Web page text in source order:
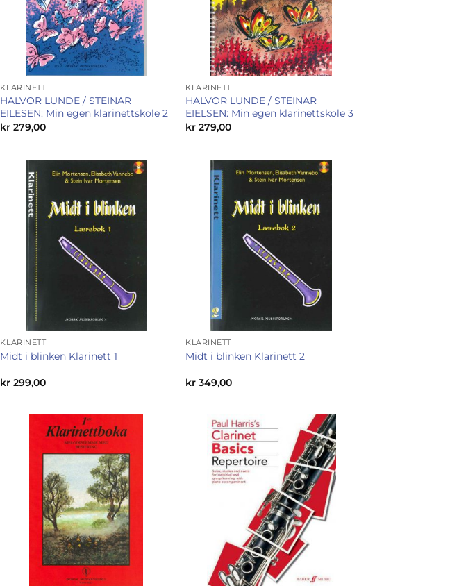
KLARINETT
HALVOR LUNDE / STEINAR
EILESEN: Min egen klarinettskole 2
kr 279,00
KLARINETT
HALVOR LUNDE / STEINAR
EIELSEN: Min egen klarinettskole 3
kr 279,00
KLARINETT
Midt i blinken Klarinett 1
kr 299,00
KLARINETT
Midt i blinken Klarinett 2
kr 349,00